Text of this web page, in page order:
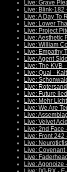
Live: Grave
Live: Blink-182
Live: A Day To
Live: Lower
Live: Project
Live: Aesthetic
Live: William
Live: Empathy
Live: Agent
Live: The KVB
Live: Qual -
Live:
Live:
Live: Future
Live: Mehr
Live: We Are
Live:
Live: Velvet
Live: 2nd Face
Live: Front
Live:
Live:
Live:
Live: Agonoize